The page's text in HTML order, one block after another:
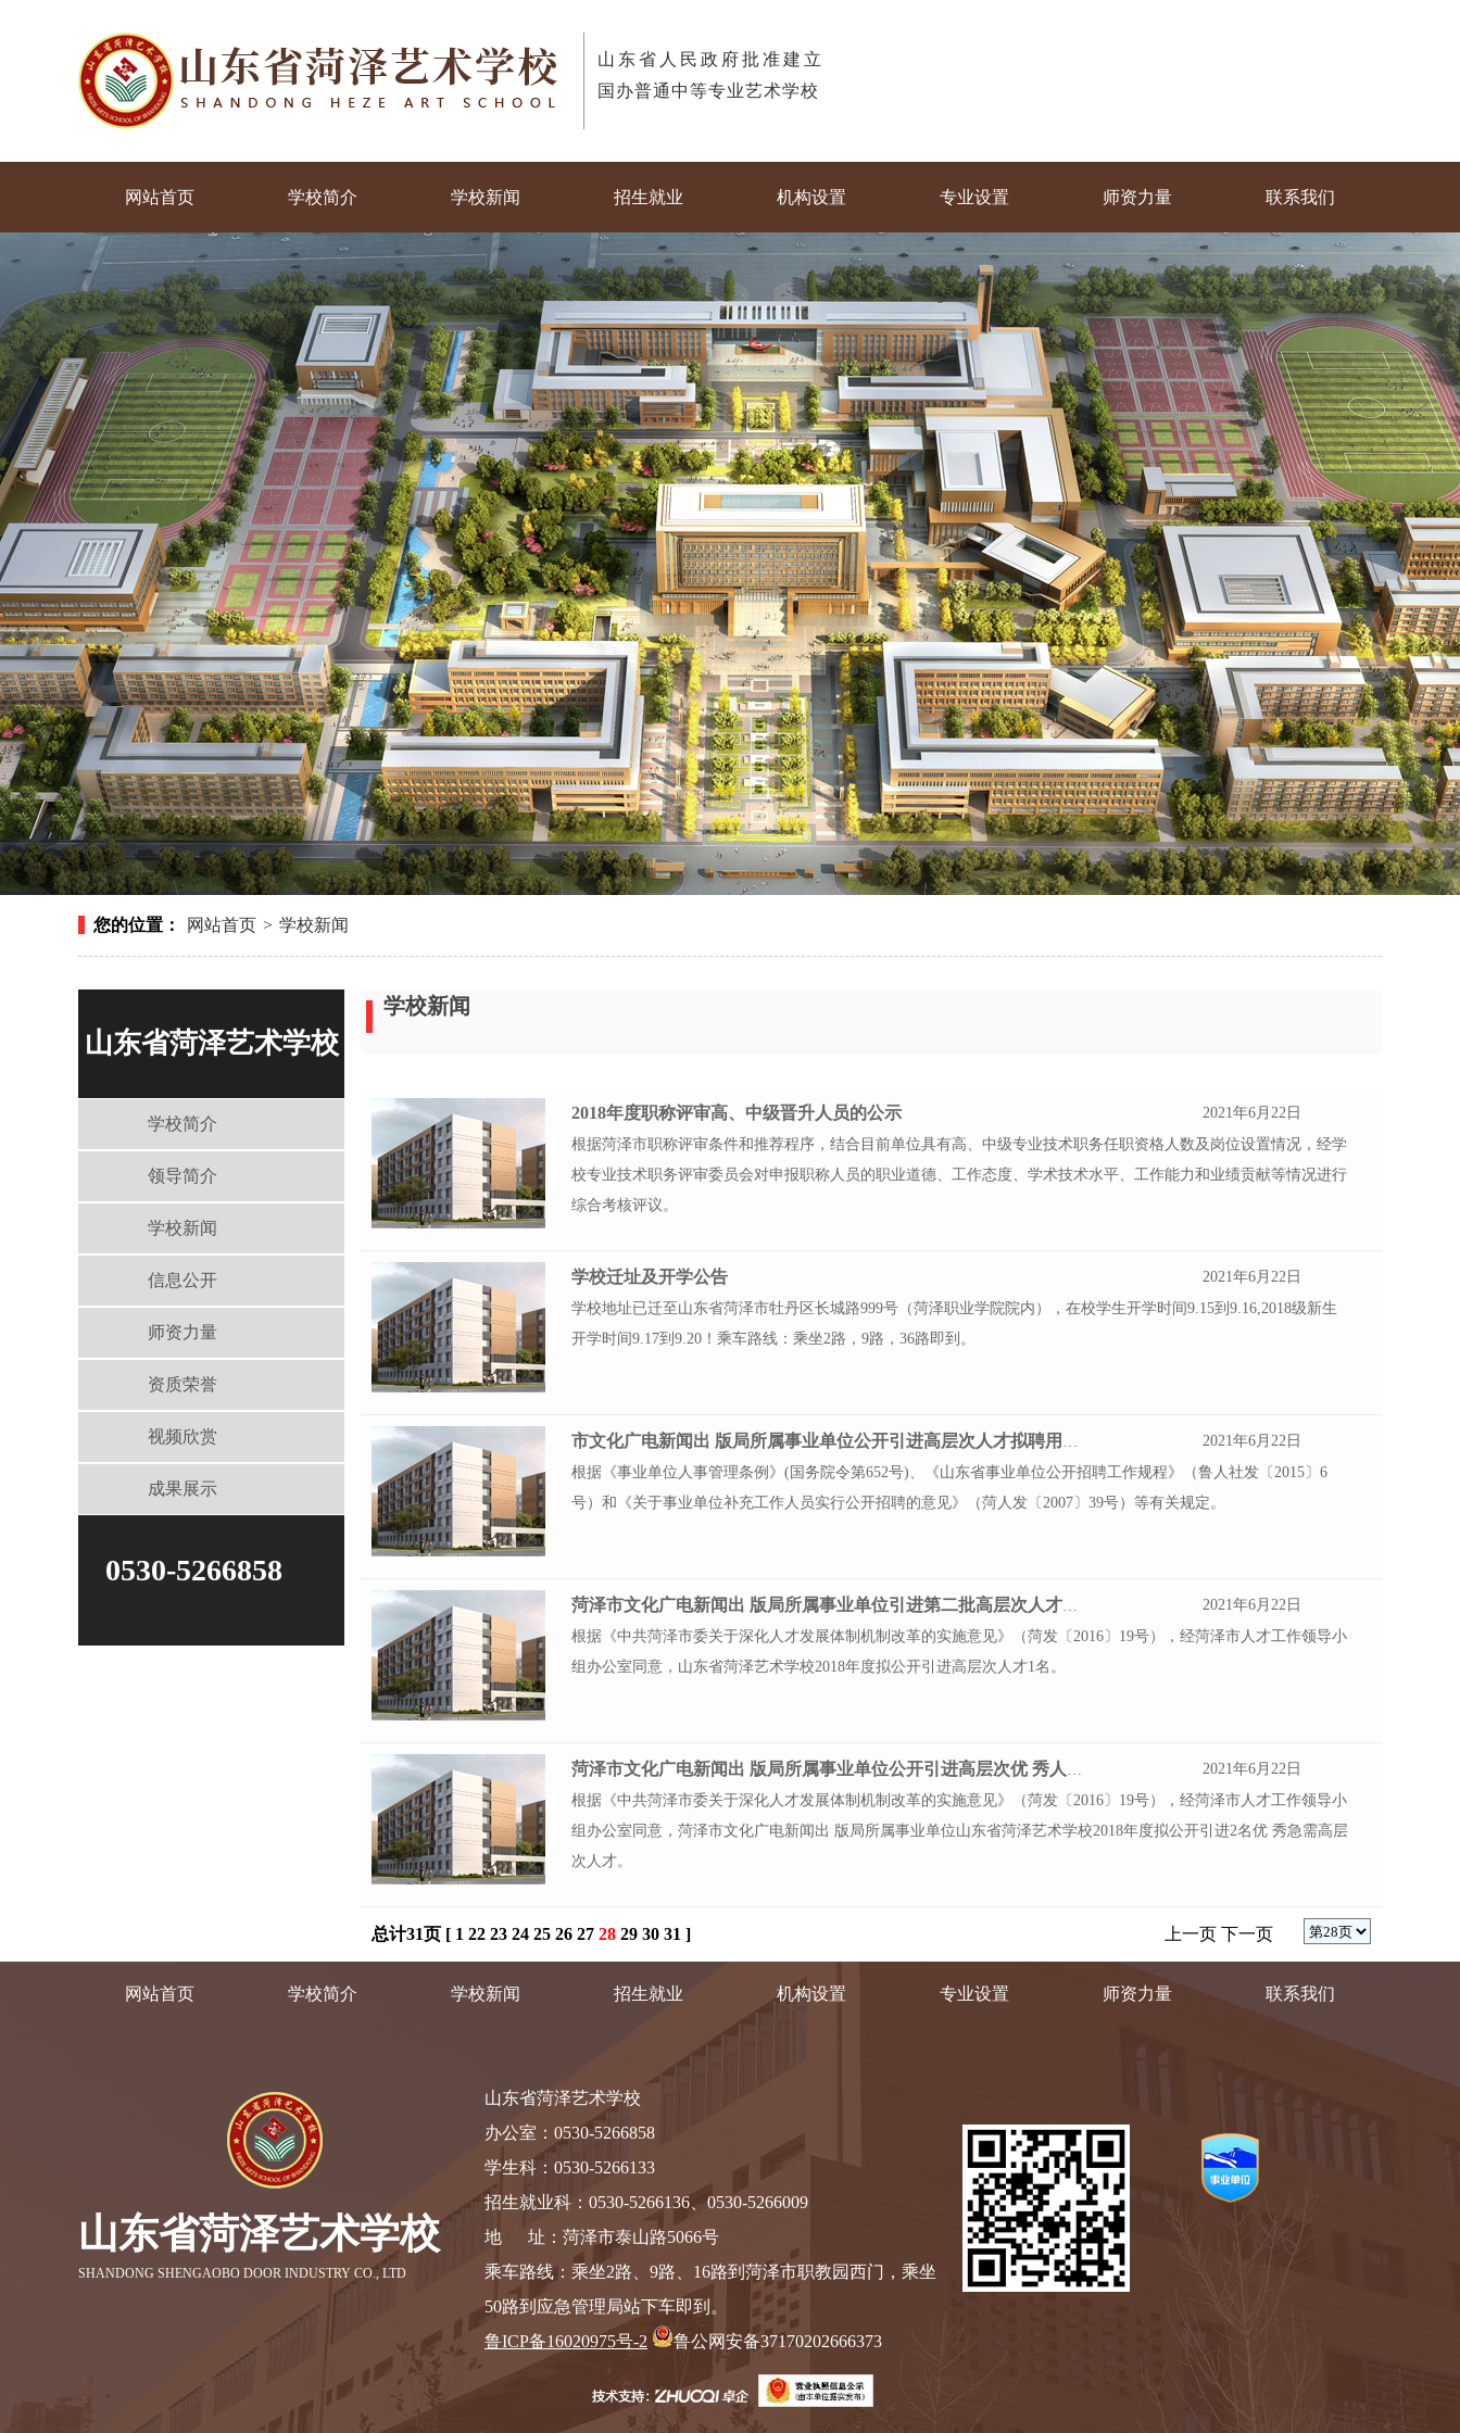
山东省人民政府批准建立
国办普通中等专业艺术学校
网站首页 学校简介 学校新闻 招生就业 机构设置 专业设置 师资力量 联系我们
您的位置： 网站首页 > 学校新闻
山东省菏泽艺术学校
学校简介
领导简介
学校新闻
信息公开
师资力量
资质荣誉
视频欣赏
成果展示
0530-5266858
学校新闻
2018年度职称评审高、中级晋升人员的公示
2021年6月22日
根据菏泽市职称评审条件和推荐程序，结合目前单位具有高、中级专业技术职务任职资格人数及岗位设置情况，经学
校专业技术职务评审委员会对申报职称人员的职业道德、工作态度、学术技术水平、工作能力和业绩贡献等情况进行
综合考核评议。
学校迁址及开学公告
2021年6月22日
学校地址已迁至山东省菏泽市牡丹区长城路999号（菏泽职业学院院内），在校学生开学时间9.15到9.16,2018级新生
开学时间9.17到9.20！乘车路线：乘坐2路，9路，36路即到。
市文化广电新闻出 版局所属事业单位公开引进高层次人才拟聘用人员名单公示
2021年6月22日
根据《事业单位人事管理条例》(国务院令第652号)、《山东省事业单位公开招聘工作规程》（鲁人社发〔2015〕6
号）和《关于事业单位补充工作人员实行公开招聘的意见》（菏人发〔2007〕39号）等有关规定。
菏泽市文化广电新闻出 版局所属事业单位引进第二批高层次人才公告
2021年6月22日
根据《中共菏泽市委关于深化人才发展体制机制改革的实施意见》（菏发〔2016〕19号），经菏泽市人才工作领导小
组办公室同意，山东省菏泽艺术学校2018年度拟公开引进高层次人才1名。
菏泽市文化广电新闻出 版局所属事业单位公开引进高层次优 秀人才公告
2021年6月22日
根据《中共菏泽市委关于深化人才发展体制机制改革的实施意见》（菏发〔2016〕19号），经菏泽市人才工作领导小
组办公室同意，菏泽市文化广电新闻出 版局所属事业单位山东省菏泽艺术学校2018年度拟公开引进2名优 秀急需高层
次人才。
总计31页 [ 1 22 23 24 25 26 27 28 29 30 31 ] 上一页 下一页
网站首页 学校简介 学校新闻 招生就业 机构设置 专业设置 师资力量 联系我们
山东省菏泽艺术学校
SHANDONG SHENGAOBO DOOR INDUSTRY CO., LTD
山东省菏泽艺术学校
办公室：0530-5266858
学生科：0530-5266133
招生就业科：0530-5266136、0530-5266009
地 址：菏泽市泰山路5066号
乘车路线：乘坐2路、9路、16路到菏泽市职教园西门，乘坐
50路到应急管理局站下车即到。
鲁ICP备16020975号-2
鲁公网安备37170202666373